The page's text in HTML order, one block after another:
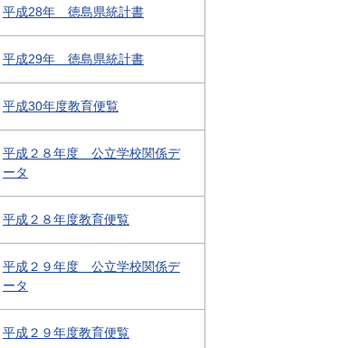
平成28年 徳島県統計書
平成29年 徳島県統計書
平成30年度教育便覧
平成２８年度 公立学校関係デ
ータ
平成２８年度教育便覧
平成２９年度 公立学校関係デ
ータ
平成２９年度教育便覧